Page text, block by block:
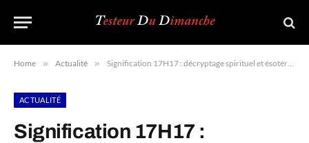
Home » Actualité » Signification 17H17 : décryptage spirituel et ésotérique de l’heure miroir
ACTUALITÉ
Signification 17H17 :